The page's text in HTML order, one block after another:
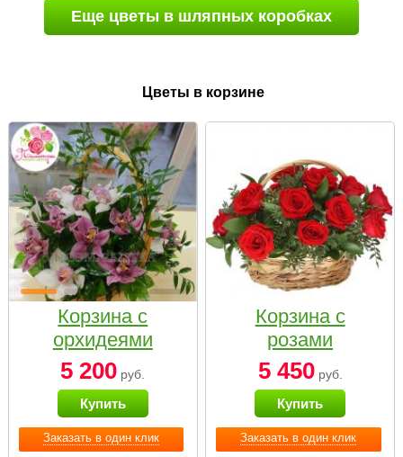
Еще цветы в шляпных коробках
Цветы в корзине
Заказать в один клик
Корзина с
орхидеями
малая
5 200 руб.
Купить
Заказать в один клик
Корзина с
розами
«Красный
Париж»
5 450руб.
Купить